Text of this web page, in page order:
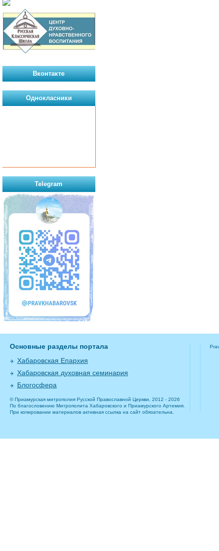
Вконтакте
Однокласники
Telegram
Основные разделы портала
Хабаровская Епархия
Хабаровская духовная семинария
Блогосфера
© Приамурская митрополия Русской Православной Церкви, 2012 - 2026
По благословению Митрополита Хабаровского и Приамурского Артемия.
При копировании материалов активная ссылка на сайт обязательна.